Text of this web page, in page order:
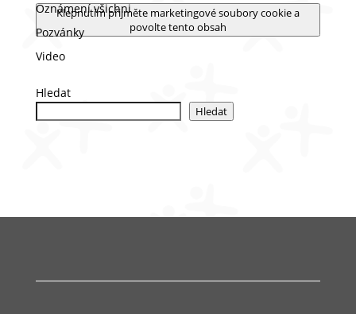
Klepnutím přijměte marketingové soubory cookie a
povolte tento obsah
Oznámení všichni
Pozvánky
Video
Hledat
Hledat